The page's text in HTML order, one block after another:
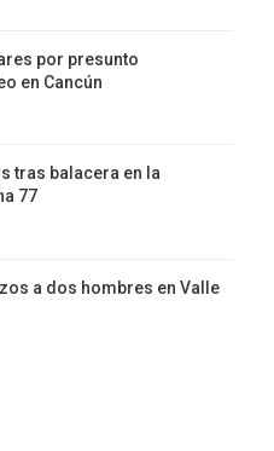
por presunto
en Cancún
tras balacera en la
77
a dos hombres en Valle